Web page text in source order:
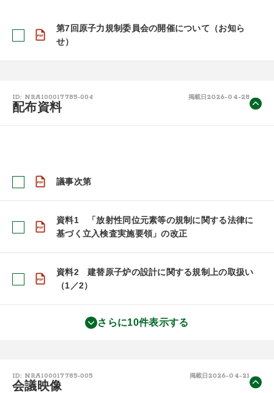
第7回原子力規制委員会の開催について（お知ら
せ）
ID: NRA100017785-004 掲載日 2026-04-28
配布資料
議事次第
資料1 「放射性同位元素等の規制に関する法律に
基づく立入検査実施要領」の改正
資料2 建替原子炉の設計に関する規制上の取扱い
（1／2）
さらに10件表示する
ID: NRA100017785-005 掲載日 2026-04-21
会議映像